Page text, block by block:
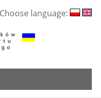
Choose language: